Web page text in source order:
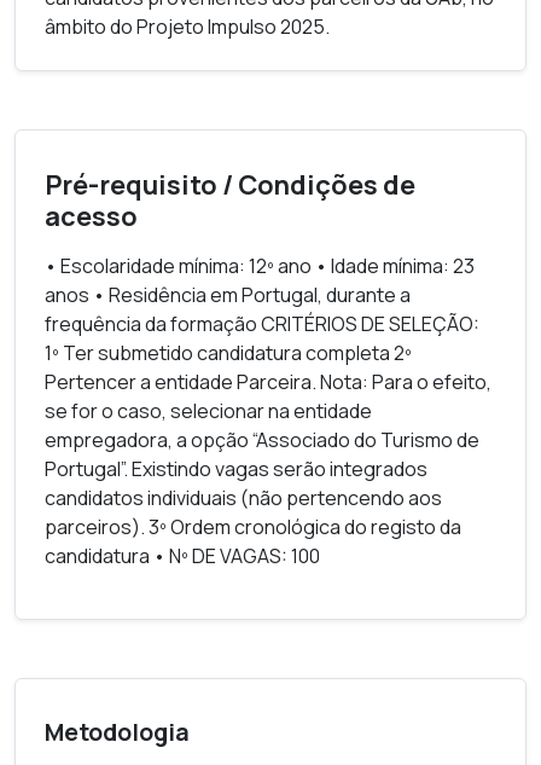
âmbito do Projeto Impulso 2025.
Pré-requisito / Condições de
acesso
• Escolaridade mínima: 12º ano • Idade mínima: 23
anos • Residência em Portugal, durante a
frequência da formação CRITÉRIOS DE SELEÇÃO:
1º Ter submetido candidatura completa 2º
Pertencer a entidade Parceira. Nota: Para o efeito,
se for o caso, selecionar na entidade
empregadora, a opção “Associado do Turismo de
Portugal”. Existindo vagas serão integrados
candidatos individuais (não pertencendo aos
parceiros). 3º Ordem cronológica do registo da
candidatura • Nº DE VAGAS: 100
Metodologia